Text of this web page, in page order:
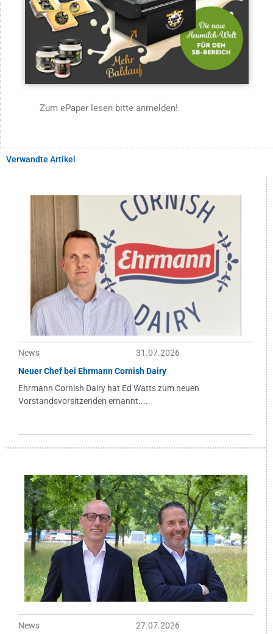
Zum ePaper lesen bitte anmelden!
Verwandte Artikel
News
31.07.2026
Neuer Chef bei Ehrmann Cornish Dairy
Ehrmann Cornish Dairy hat Ed Watts zum neuen
Vorstandsvorsitzenden ernannt....
News
27.07.2026